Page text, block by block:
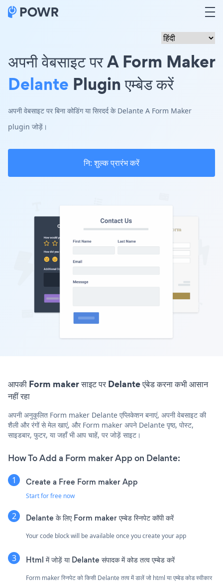
अपनी वेबसाइट पर A Form Maker
Delante Plugin एम्बेड करें
अपनी वेबसाइट पर बिना कोडिंग या सिरदर्द के Delante A Form Maker
plugin जोड़ें।
नि: शुल्क प्रारंभ करें
आपकी Form maker साइट पर Delante एंबेड करना कभी आसान
नहीं रहा
अपनी अनुकूलित Form maker Delante एप्लिकेशन बनाएं, अपनी वेबसाइट की
शैली और रंगों से मेल खाएं, और Form maker अपने Delante पृष्ठ, पोस्ट,
साइडबार, फुटर, या जहाँ भी आप चाहें, पर जोड़ें साइट।
How To Add a Form maker App on Delante:
Create a Free Form maker App
Start for free now
Delante के लिए Form maker एम्बेड स्निपेट कॉपी करें
Your code block will be available once you create your app
Html में जोड़ें या Delante संपादक में कोड तत्व एम्बेड करें
Form maker स्निपेट को किसी Delante तत्व में डालें जो html या एम्बेड कोड स्वीकार